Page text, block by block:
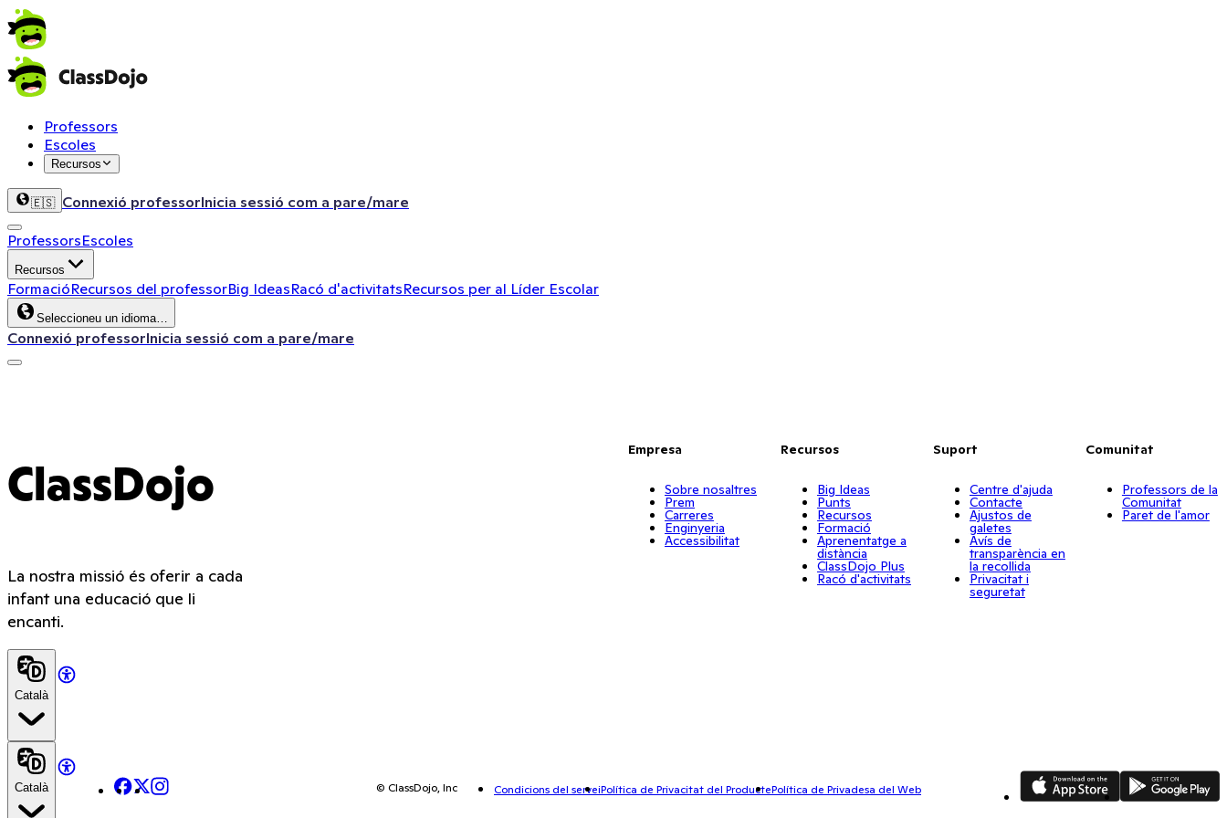
Professors
Escoles
Recursos
🇪🇸 Connexió professorInicia sessió com a pare/mare
ProfessorsEscoles
Recursos
FormacióRecursos del professorBig IdeasRacó d'activitatsRecursos per al Líder Escolar
Seleccioneu un idioma…
Connexió professorInicia sessió com a pare/mare
ClassDojo
La nostra missió és oferir a cada
infant una educació que li
encanti.
Català
Empresa
Sobre nosaltres
Prem
Carreres
Enginyeria
Accessibilitat
Recursos
Big Ideas
Punts
Recursos
Formació
Aprenentatge a
distància
ClassDojo Plus
Racó d'activitats
Suport
Centre d'ajuda
Contacte
Ajustos de
galetes
Avís de
transparència en
la recollida
Privacitat i
seguretat
Comunitat
Professors de la
Comunitat
Paret de l'amor
Català Facebook
X Instagram © ClassDojo, Inc Condicions del serveiPolítica de Privacitat del ProductePolítica de Privadesa del Web
App Store Google Play